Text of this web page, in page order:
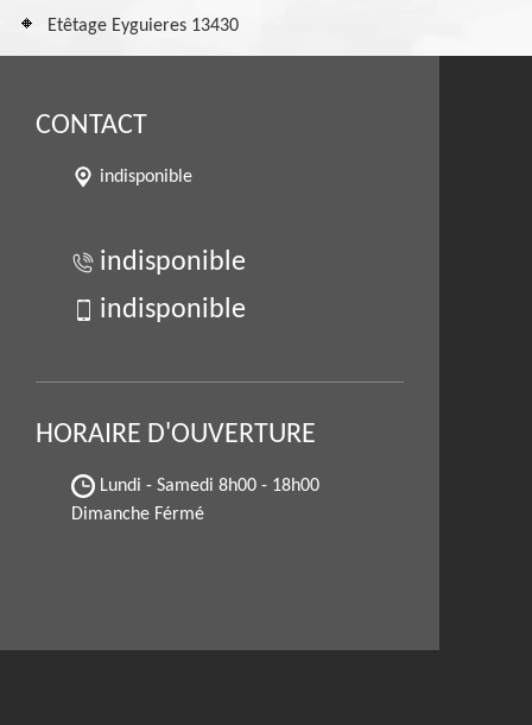
Etêtage Eyguieres 13430
CONTACT
indisponible
indisponible
indisponible
HORAIRE D'OUVERTURE
Lundi - Samedi 8h00 - 18h00
Dimanche Férmé